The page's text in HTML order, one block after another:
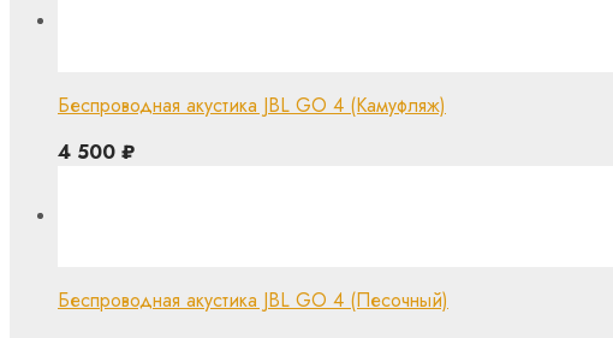
Беспроводная акустика JBL GO 4 (Камуфляж)
4 500 ₽
Беспроводная акустика JBL GO 4 (Песочный)